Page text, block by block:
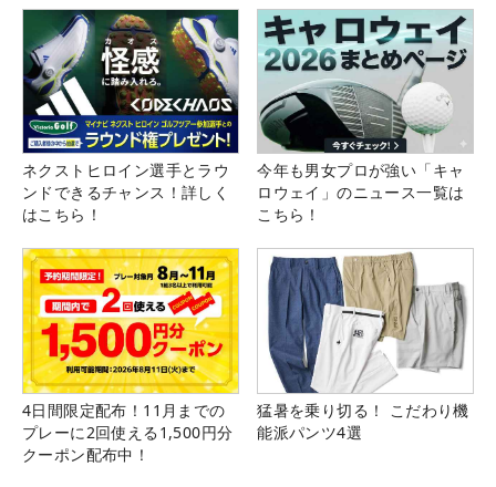
ネクストヒロイン選手とラウ
ンドできるチャンス！詳しく
はこちら！
今年も男女プロが強い「キャ
ロウェイ」のニュース一覧は
こちら！
4日間限定配布！11月までの
プレーに2回使える1,500円分
クーポン配布中！
猛暑を乗り切る！ こだわり機
能派パンツ4選